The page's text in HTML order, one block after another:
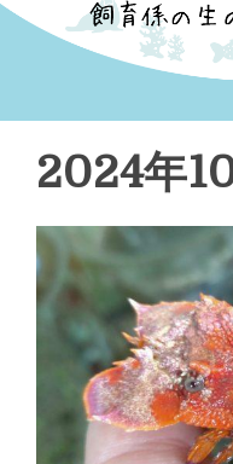
2024年